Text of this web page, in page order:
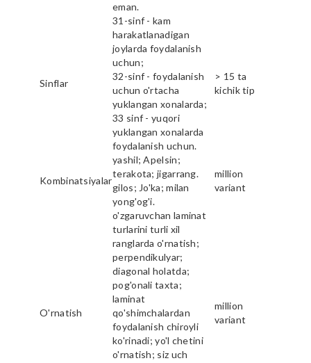
eman.
Sinflar
31-sinf - kam
harakatlanadigan
joylarda foydalanish
uchun;
32-sinf - foydalanish
uchun o'rtacha
yuklangan xonalarda;
33 sinf - yuqori
yuklangan xonalarda
foydalanish uchun.
> 15 ta
kichik tip
Kombinatsiyalar
yashil; Apelsin;
terakota; jigarrang.
gilos; Jo'ka; milan
yong'og'i.
million
variant
O'rnatish
o'zgaruvchan laminat
turlarini turli xil
ranglarda o'rnatish;
perpendikulyar;
diagonal holatda;
pog'onali taxta;
laminat
qo'shimchalardan
foydalanish chiroyli
ko'rinadi; yo'l chetini
o'rnatish; siz uch
million
variant